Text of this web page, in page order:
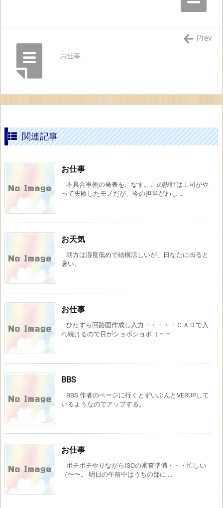
お仕事
Prev
関連記事
お仕事
不具合事例の発表をこなす。この設計は上司がや
って失敗したモノだが、今の担当がわし ...
お天気
朝方は湿度低めで結構涼しいが、日なたに出ると
暑い。
お仕事
ひたすら回路図作成し入力・・・・・ＣＡＤで入
れ続けるので目がショボショボ（＝＝
BBS
BBS 作者のページに行くとずいぶんとVERUPして
いるようなのでアップする。
お仕事
ボチボチやりながらISOの審査準備・・・忙しい
（〜〜。 明日の午前中はうちの部に ...